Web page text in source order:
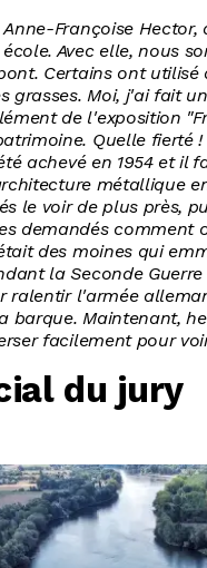
Anne-Françoise
Avec elle, nous
Certains ont
grasses. Moi, j'ai fait
de l'exposition
Quelle fierté
achevé en 1954 et il
métallique
le voir de plus près,
demandés comment
des moines qui
la Seconde
ralentir l'armée
barque. Maintenant,
facilement pour
du jury